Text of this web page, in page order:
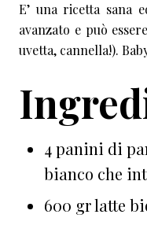
E’ una ricetta sana
avanzato e può
uvetta, cannella!).
4 panini di
bianco che
600 gr latte